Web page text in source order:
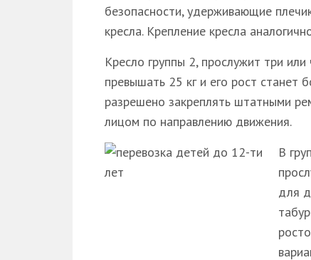
безопасности, удерживающие
кресла. Крепление кресла
Кресло группы 2, прослужит три
превышать 25 кг и его рост станет
разрешено закреплять штатными
лицом по направлению движения.
В
для